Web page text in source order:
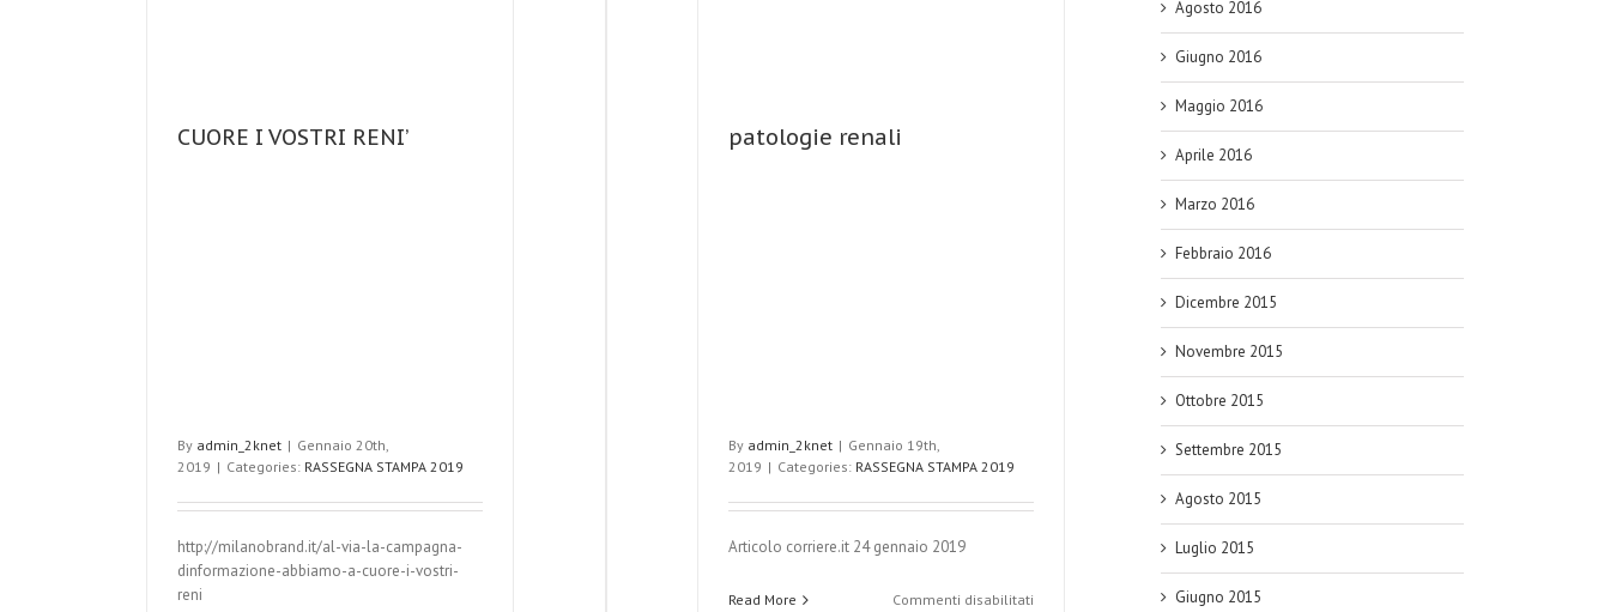
CUORE I VOSTRI RENI’
By admin_2knet | Gennaio 20th,
2019 | Categories: RASSEGNA STAMPA 2019
http://milanobrand.it/al-via-la-campagna-
dinformazione-abbiamo-a-cuore-i-vostri-
reni
patologie renali
By admin_2knet | Gennaio 19th,
2019 | Categories: RASSEGNA STAMPA 2019
Articolo corriere.it 24 gennaio 2019
Read More Commenti disabilitati
Agosto 2016
Giugno 2016
Maggio 2016
Aprile 2016
Marzo 2016
Febbraio 2016
Dicembre 2015
Novembre 2015
Ottobre 2015
Settembre 2015
Agosto 2015
Luglio 2015
Giugno 2015